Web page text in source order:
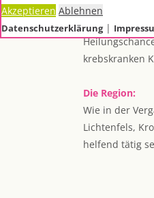
Sie soll künftig
und deren
krebskranken
Die Region:
Wie in der
Lichtenfels,
helfend tätig
Akzeptieren Ablehnen
Datenschutzerklärung|